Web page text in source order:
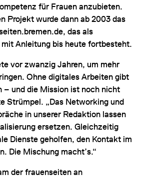
für Frauen anzubieten.
Projekt wurde dann ab 2003 das
das als
Anleitung bis heute fortbesteht.
vor zwanzig Jahren, um mehr
Ohne digitales Arbeiten gibt
– und die Mission ist noch nicht
Strümpel. „Das Networking und
in unserer Redaktion lassen
ersetzen. Gleichzeitig
Dienste geholfen, den Kontakt im
Die Mischung macht’s.“
der frauenseiten an